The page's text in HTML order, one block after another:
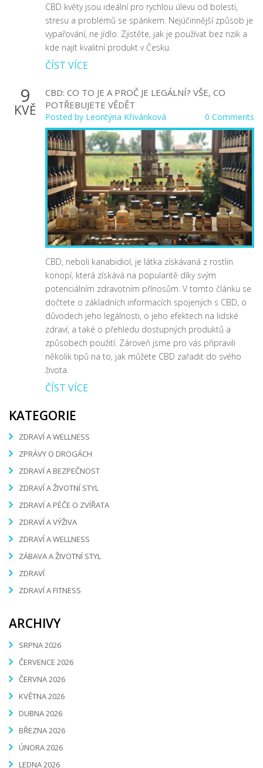
CBD květy jsou ideální pro rychlou úlevu od bolesti,
stresu a problémů se spánkem. Nejúčinnější způsob je
vypařování, ne jídlo. Zjistěte, jak je používat bez rizik a
kde najít kvalitní produkt v Česku.
ČÍST VÍCE
9
KVĚ
CBD: CO TO JE A PROČ JE LEGÁLNÍ? VŠE, CO
POTŘEBUJETE VĚDĚT
Posted by Leontýna Křivánková 0 Comments
CBD, neboli kanabidiol, je látka získávaná z rostlin
konopí, která získává na popularitě díky svým
potenciálním zdravotním přínosům. V tomto článku se
dočtete o základních informacích spojených s CBD, o
důvodech jeho legálnosti, o jeho efektech na lidské
zdraví, a také o přehledu dostupných produktů a
způsobech použití. Zároveň jsme pro vás připravili
několik tipů na to, jak můžete CBD zařadit do svého
života.
ČÍST VÍCE
KATEGORIE
ZDRAVÍ A WELLNESS
ZPRÁVY O DROGÁCH
ZDRAVÍ A BEZPEČNOST
ZDRAVÍ A ŽIVOTNÍ STYL
ZDRAVÍ A PÉČE O ZVÍŘATA
ZDRAVÍ A VÝŽIVA
ZDRAVÍ A WELLNESS
ZÁBAVA A ŽIVOTNÍ STYL
ZDRAVÍ
ZDRAVÍ A FITNESS
ARCHIVY
SRPNA 2026
ČERVENCE 2026
ČERVNA 2026
KVĚTNA 2026
DUBNA 2026
BŘEZNA 2026
ÚNORA 2026
LEDNA 2026